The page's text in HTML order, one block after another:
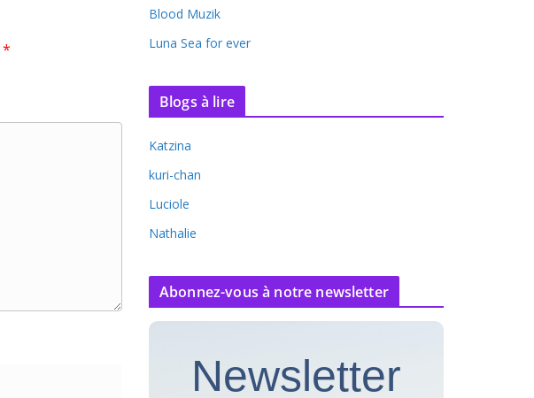
*
Blood Muzik
Luna Sea for ever
Blogs à lire
Katzina
kuri-chan
Luciole
Nathalie
Abonnez-vous à notre newsletter
Newsletter